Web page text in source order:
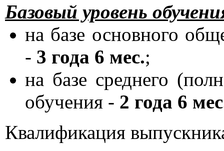
Базовый уровень
на базе основного
- 3 года 6 мес.;
на базе среднего
обучения - 2 года 6
Квалификация